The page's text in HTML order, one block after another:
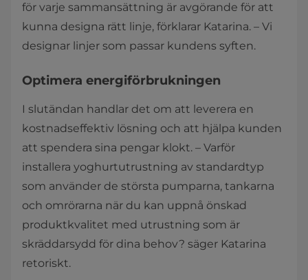
för varje sammansättning är avgörande för att
kunna designa rätt linje, förklarar Katarina. – Vi
designar linjer som passar kundens syften.
Optimera energiförbrukningen
I slutändan handlar det om att leverera en
kostnadseffektiv lösning och att hjälpa kunden
att spendera sina pengar klokt. – Varför
installera yoghurtutrustning av standardtyp
som använder de största pumparna, tankarna
och omrörarna när du kan uppnå önskad
produktkvalitet med utrustning som är
skräddarsydd för dina behov? säger Katarina
retoriskt.